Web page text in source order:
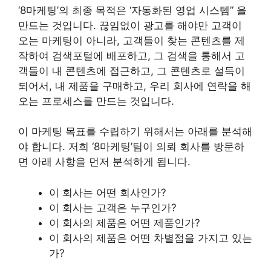
‘8마케팅’의 최종 목적은 ‘자동화된 영업 시스템” 을
만드는 것입니다. 끊임없이 광고를 해야만 고객이
오는 마케팅이 아니라, 고객들이 찾는 콘텐츠를 제
작하여 검색포털에 배포하고, 그 검색을 통해서 고
객들이 내 콘텐츠에 접근하고, 그 콘텐츠로 설득이
되어서, 내 제품을 구매하고, 우리 회사에 연락을 해
오는 프로세스를 만드는 것입니다.
이 마케팅 목표를 수립하기 위해서는 아래를 분석해
야 합니다. 저희 ‘8마케팅’팀이 의뢰 회사를 방문하
면 아래 사항을 먼저 분석하게 됩니다.
이 회사는 어떤 회사인가?
이 회사는 고객은 누구인가?
이 회사의 제품은 어떤 제품인가?
이 회사의 제품은 어떤 차별점을 가지고 있는
가?